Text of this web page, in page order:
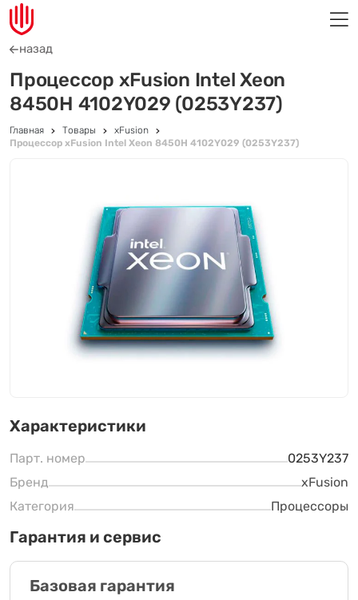
назад
Процессор xFusion Intel Xeon
8450H 4102Y029 (0253Y237)
Главная Товары
xFusion
Процессор xFusion Intel Xeon 8450H 4102Y029 (0253Y237)
Характеристики
Парт. номер
0253Y237
Бренд
xFusion
Категория
Процессоры
Гарантия и сервис
Базовая гарантия